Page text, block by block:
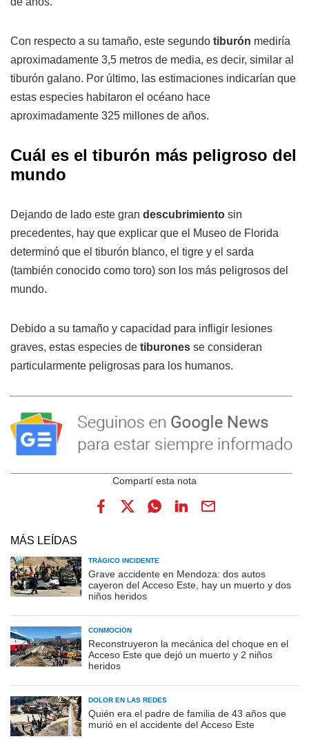
Con respecto a su tamaño, este segundo tiburón mediría
aproximadamente 3,5 metros de media, es decir, similar al
tiburón galano. Por último, las estimaciones indicarían que
estas especies habitaron el océano hace
aproximadamente 325 millones de años.
Cuál es el tiburón más peligroso del
mundo
Dejando de lado este gran descubrimiento sin
precedentes, hay que explicar que el Museo de Florida
determinó que el tiburón blanco, el tigre y el sarda
(también conocido como toro) son los más peligrosos del
mundo.
Debido a su tamaño y capacidad para infligir lesiones
graves, estas especies de tiburones se consideran
particularmente peligrosas para los humanos.
MÁS LEÍDAS
TRÁGICO INCIDENTE
Grave accidente en Mendoza: dos autos
cayeron del Acceso Este, hay un muerto y dos
niños heridos
CONMOCIÓN
Reconstruyeron la mecánica del choque en el
Acceso Este que dejó un muerto y 2 niños
heridos
DOLOR EN LAS REDES
Quién era el padre de familia de 43 años que
murió en el accidente del Acceso Este